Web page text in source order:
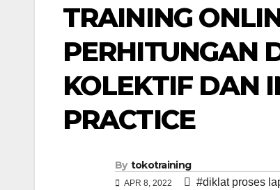
TRAINING
PERHITUNGAN
KOLEKTIF DAN
PRACTICE
By tokotraining
APR 8, 2022 #diklat proses